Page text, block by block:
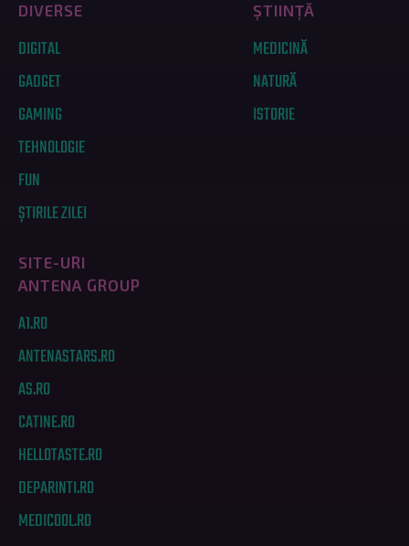
DIVERSE
DIGITAL
GADGET
GAMING
TEHNOLOGIE
FUN
ȘTIRILE ZILEI
ȘTIINȚĂ
MEDICINĂ
NATURĂ
ISTORIE
SITE-URI
ANTENA GROUP
A1.RO
ANTENASTARS.RO
AS.RO
CATINE.RO
HELLOTASTE.RO
DEPARINTI.RO
MEDICOOL.RO